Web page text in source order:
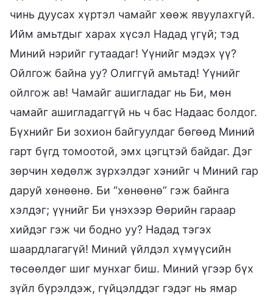
чинь дуусах хүртэл чамайг хөөж явуулахгүй.
Ийм амьтдыг харах хүсэл Надад үгүй; тэд
Миний нэрийг гутаадаг! Үүнийг мэдэх үү?
Ойлгож байна уу? Олиггүй амьтад! Үүнийг
ойлгож ав! Чамайг ашигладаг нь Би, мөн
чамайг ашигладаггүй нь ч бас Надаас болдог.
Бүхнийг Би зохион байгуулдаг бөгөөд Миний
гарт бүгд томоотой, эмх цэгцтэй байдаг. Дэг
зөрчин хөдөлж зүрхэлдэг хэнийг ч Миний гар
даруй хөнөөнө. Би “хөнөөнө” гэж байнга
хэлдэг; үүнийг Би үнэхээр Өөрийн гараар
хийдэг гэж чи бодно уу? Надад тэгэх
шаардлагагүй! Миний үйлдэл хүмүүсийн
төсөөлдөг шиг мунхаг биш. Миний үгээр бүх
зүйл бүрэлдэж, гүйцэлддэг гэдэг нь ямар